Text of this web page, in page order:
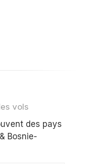
vols
des pays
Bosnie-